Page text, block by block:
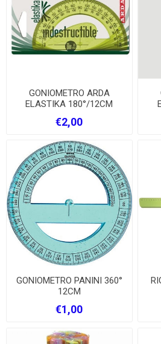
GONIOMETRO ARDA
ELASTIKA 180°/12CM
€2,00
GONIOMETRO PANINI 360°
12CM
€1,00